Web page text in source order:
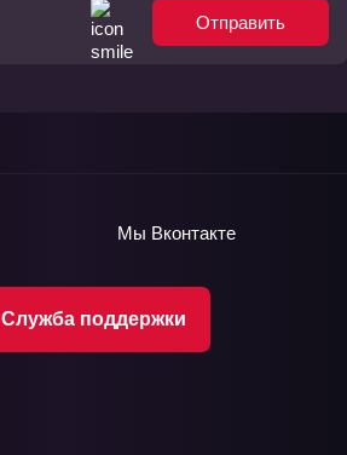
Отправить
Служба поддержки
Мы Вконтакте